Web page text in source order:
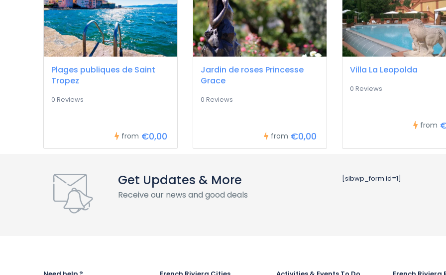
Plages publiques de Saint
Tropez
0 Reviews
from €0,00
Jardin de roses Princesse
Grace
0 Reviews
from €0,00
Villa La Leopolda
0 Reviews
from
Get Updates & More
Receive our news and good deals
[sibwp_form id=1]